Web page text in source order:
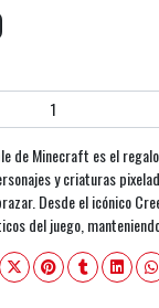
de Minecraft es el
y criaturas
Desde el icónico
del juego,